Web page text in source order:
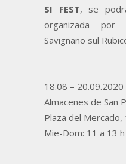
SI FEST, se
organizada por
Savignano sul
18.08 – 20.09.2020
Almacenes de San
Plaza del
Mie-Dom: 11 a 13